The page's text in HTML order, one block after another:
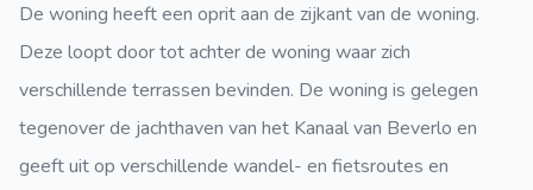
De woning heeft een oprit aan de zijkant van de woning.
Deze loopt door tot achter de woning waar zich
verschillende terrassen bevinden. De woning is gelegen
tegenover de jachthaven van het Kanaal van Beverlo en
geeft uit op verschillende wandel- en fietsroutes en